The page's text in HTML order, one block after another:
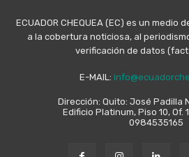
ECUADOR CHEQUEA (EC) es un medio
a la cobertura noticiosa, al
verificación de datos
E-MAIL:
Dirección: Quito: José Padilla
Edificio Platinum, Piso 10, Of.
0984535165